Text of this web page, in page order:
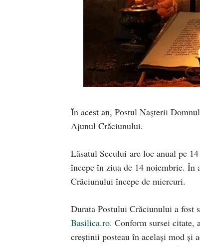
În acest an, Postul Nașterii
Ajunul Crăciunului.
Lăsatul Secului are loc anual pe
începe în ziua de 14 noiembrie. În
Crăciunului începe de miercuri.
Durata Postului Crăciunului a fost
Basilica.ro. Conform sursei citate,
creștinii posteau în același mod și